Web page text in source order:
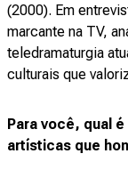
(2000). Em
marcante na TV,
teledramaturgia
culturais que
Para você, qual
artísticas que